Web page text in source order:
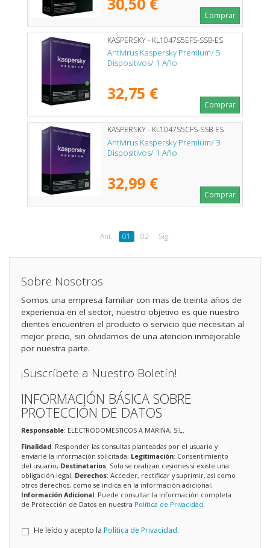
Comprar
KASPERSKY - KL1047S5EFS-SSB-ES
Antivirus Kaspersky Premium/ 5
Dispositivos/ 1 Año
32,75 €
Comprar
KASPERSKY - KL1047S5CFS-SSB-ES
Antivirus Kaspersky Premium/ 3
Dispositivos/ 1 Año
32,99 €
Comprar
Ant. 01 02 Sig.
Sobre Nosotros
Somos una empresa familiar con mas de treinta años de
experiencia en el sector, nuestro objetivo es que nuestro
clientes encuentren el producto o servicio que necesitan al
mejor precio, sin olvidarnos de una atencion inmejorable
por nuestra parte.
¡Suscríbete a Nuestro Boletín!
INFORMACIÓN BÁSICA SOBRE
PROTECCIÓN DE DATOS
Responsable: ELECTRODOMESTICOS A MARIÑA, S.L.
Finalidad: Responder las consultas planteadas por el usuario y
enviarle la información solicitada; Legitimación: Consentimiento
del usuario; Destinatarios: Solo se realizan cesiones si existe una
obligación legal; Derechos: Acceder, rectificar y suprimir, así como
otros derechos, como se indica en la información adicional;
Información Adicional: Puede consultar la información completa
de Protección de Datos en nuestra Política de Privacidad
He leído y acepto la Política de Privacidad.